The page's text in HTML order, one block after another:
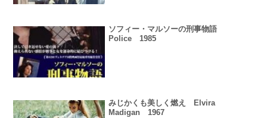
ソフィー・マルソーの刑事物語
Police 1985
みじかくも美しく燃え Elvira
Madigan 1967